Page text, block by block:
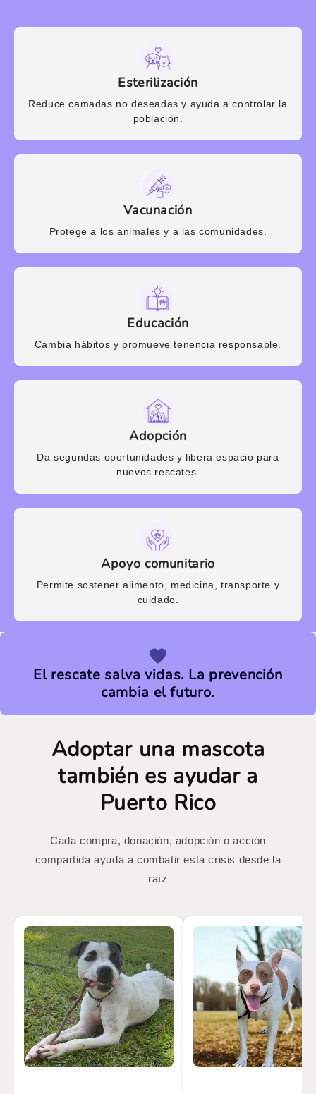
Esterilización
Reduce camadas no deseadas y ayuda a controlar la
población.
Vacunación
Protege a los animales y a las comunidades.
Educación
Cambia hábitos y promueve tenencia responsable.
Adopción
Da segundas oportunidades y libera espacio para
nuevos rescates.
Apoyo comunitario
Permite sostener alimento, medicina, transporte y
cuidado.
El rescate salva vidas. La prevención
cambia el futuro.
Adoptar una mascota
también es ayudar a
Puerto Rico
Cada compra, donación, adopción o acción
compartida ayuda a combatir esta crisis desde la
raíz